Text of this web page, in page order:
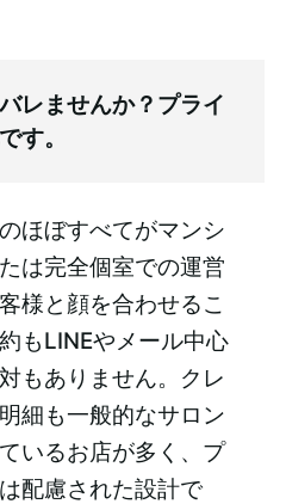
レませんか？プライ
す。
ほぼすべてがマンシ
は完全個室での運営
様と顔を合わせるこ
もLINEやメール中心
もありません。クレ
細も一般的なサロン
いるお店が多く、プ
配慮された設計で